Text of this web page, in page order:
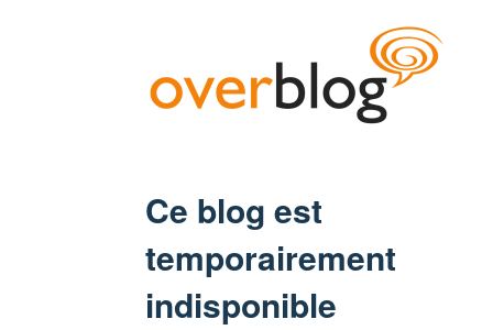
Ce blog est
temporairement
indisponible